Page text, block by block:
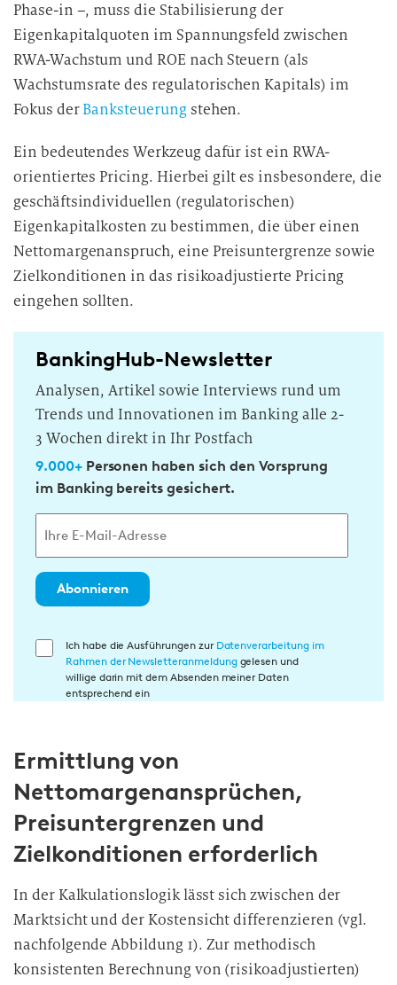
Phase-in –, muss die Stabilisierung der
Eigenkapitalquoten im Spannungsfeld zwischen
RWA-Wachstum und ROE nach Steuern (als
Wachstumsrate des regulatorischen Kapitals) im
Fokus derBanksteuerungstehen.
Ein bedeutendes Werkzeug dafür ist ein RWA-
orientiertes Pricing. Hierbei gilt es insbesondere, die
geschäftsindividuellen (regulatorischen)
Eigenkapitalkosten zu bestimmen, die über einen
Nettomargenanspruch, eine Preisuntergrenze sowie
Zielkonditionen in das risikoadjustierte Pricing
eingehen sollten.
BankingHub-Newsletter
Analysen, Artikel sowie Interviews rund um
Trends und Innovationen im Banking alle 2-
3 Wochen direkt in Ihr Postfach
9.000+Personen haben sich den Vorsprung
im Banking bereits gesichert.
Abonnieren
E
l
i
g
n
g
d
i
Ich habe die Ausführungen zur Datenverarbeitung im
Rahmen der Newsletteranmeldunggelesen und
willige darin mit dem Absenden meiner Daten
entsprechend ein
Ermittlung von
Nettomargenansprüchen,
Preisuntergrenzen und
Zielkonditionen erforderlich
In der Kalkulationslogik lässt sich zwischen der
Marktsicht und der Kostensicht differenzieren (vgl.
nachfolgende Abbildung 1). Zur methodisch
konsistenten Berechnung von (risikoadjustierten)